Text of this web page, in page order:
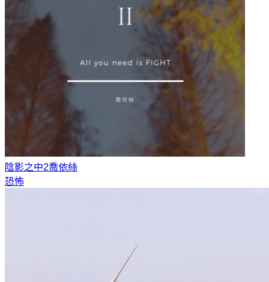
陰影之中2喬依絲
恐怖